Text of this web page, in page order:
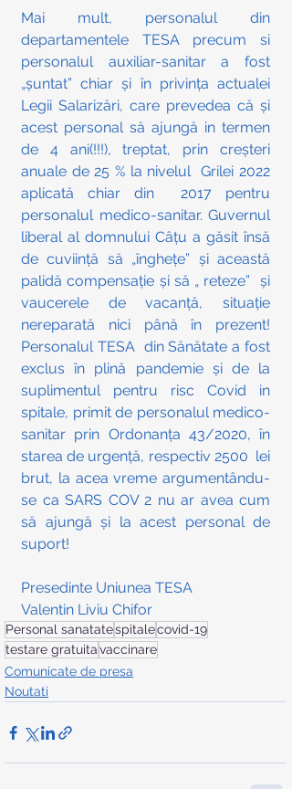
Mai mult, personalul din
departamentele TESA precum si
personalul auxiliar-sanitar a fost
„șuntat” chiar și în privința actualei
Legii Salarizări, care prevedea că și
acest personal să ajungă in termen
de 4 ani(!!!), treptat, prin creșteri
anuale de 25 % la nivelul  Grilei 2022
aplicată chiar din  2017 pentru
personalul medico-sanitar. Guvernul
liberal al domnului Câțu a găsit însă
de cuviință să „înghețe” și această
palidă compensație și să „ reteze”  și
vaucerele de vacanță, situație
nereparată nici până în prezent!
Personalul TESA  din Sănătate a fost
exclus în plină pandemie și de la
suplimentul pentru risc Covid in
spitale, primit de personalul medico-
sanitar prin Ordonanța 43/2020, în
starea de urgență, respectiv 2500  lei
brut, la acea vreme argumentându-
se ca SARS COV 2 nu ar avea cum
să ajungă și la acest personal de
suport!
Presedinte Uniunea TESA
Valentin Liviu Chifor
Personal sanatatespitalecovid-19
testare gratuitavaccinare
Comunicate de presa
Noutati